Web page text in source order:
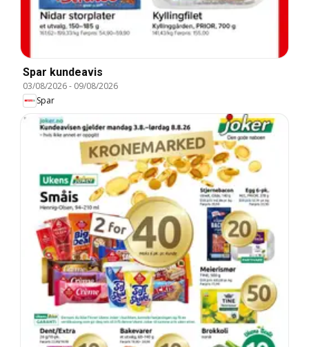
Spar kundeavis
03/08/2026- 09/08/2026
Spar